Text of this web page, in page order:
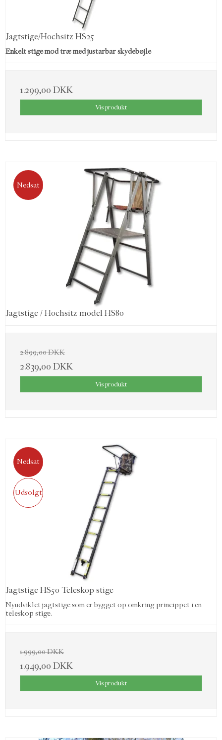
Jagtstige/Hochsitz HS25
Enkelt stige mod træ med justarbar skydebøjle
1.299,00 DKK
Vis produkt
Nedsat
Jagtstige / Hochsitz model HS80
2.899,00 DKK
2.839,00 DKK
Vis produkt
Nedsat
Udsolgt
Jagtstige HS50 Teleskop stige
Nyudviklet jagtstige som er bygget op omkring princippet i en
teleskop stige.
1.999,00 DKK
1.949,00 DKK
Vis produkt